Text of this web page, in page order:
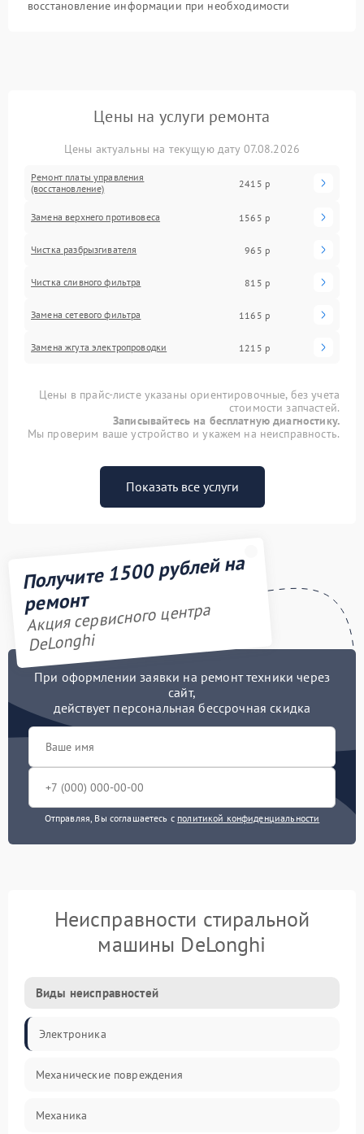
восстановление информации при необходимости
Цены на услуги ремонта
Цены актуальны на текущую дату 07.08.2026
Ремонт платы управления
(восстановление)
2415 р
Замена верхнего противовеса 1565 р
Чистка разбрызгивателя 965 р
Чистка сливного фильтра 815 р
Замена сетевого фильтра 1165 р
Замена жгута электропроводки 1215 р
Цены в прайс-листе указаны ориентировочные, без учета
стоимости запчастей.
Записывайтесь на бесплатную диагностику.
Мы проверим ваше устройство и укажем на неисправность.
Показать все услуги
Получите 1500 рублей на
ремонт
Акция сервисного центра
DeLonghi
При оформлении заявки на ремонт техники через
сайт,
действует персональная бессрочная скидка
Отправляя, Вы соглашаетесь с политикой конфиденциальности
Неисправности стиральной
машины DeLonghi
Виды неисправностей
Электроника
Механические повреждения
Механика